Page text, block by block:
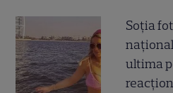
Soția
ultima